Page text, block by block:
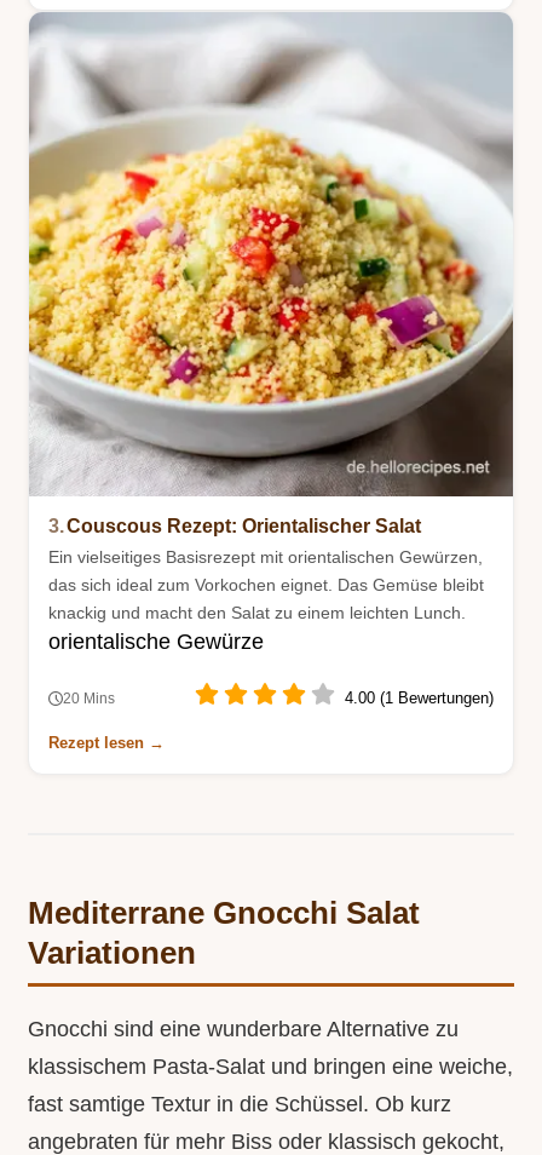
3.Couscous Rezept: Orientalischer Salat
Ein vielseitiges Basisrezept mit orientalischen Gewürzen,
das sich ideal zum Vorkochen eignet. Das Gemüse bleibt
knackig und macht den Salat zu einem leichten Lunch.
orientalische Gewürze
20 Mins 4.00 (1 Bewertungen)
Rezept lesen →
Mediterrane Gnocchi Salat
Variationen
Gnocchi sind eine wunderbare Alternative zu
klassischem Pasta-Salat und bringen eine weiche,
fast samtige Textur in die Schüssel. Ob kurz
angebraten für mehr Biss oder klassisch gekocht,